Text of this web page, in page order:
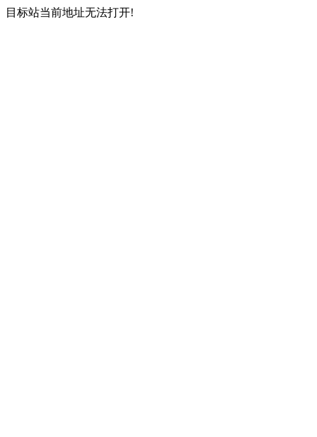
目标站当前地址无法打开!